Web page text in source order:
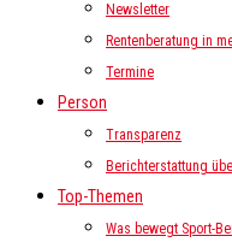
Newsletter
Rentenberatung in
Termine
Person
Transparenz
Berichterstattung
Top-Themen
Was bewegt Sport-